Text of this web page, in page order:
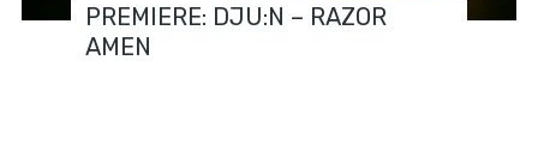
PREMIERE: DJU:N – RAZOR
AMEN